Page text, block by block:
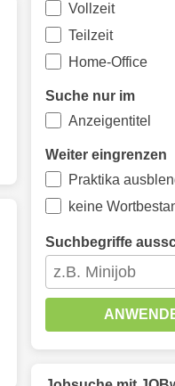
Vollzeit
Teilzeit
Home-Office
Suche nur im
Anzeigentitel
Weiter eingrenzen
Praktika
keine
Suchbegriffe